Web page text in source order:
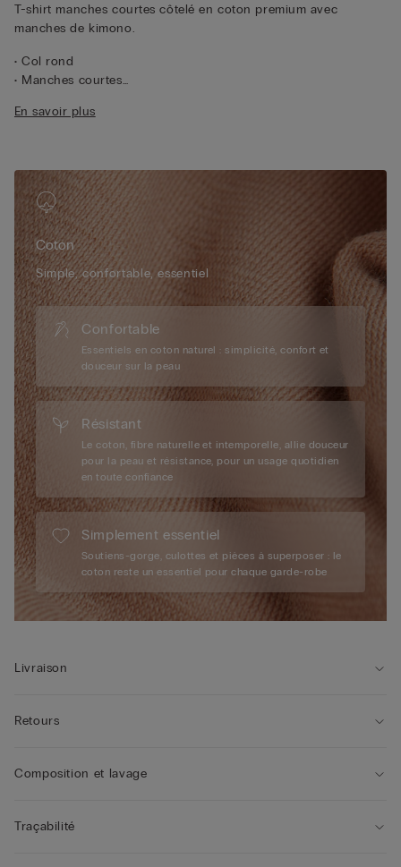
T-shirt manches courtes côtelé en coton premium avec
manches de kimono.
• Col rond
• Manches courtes
• 100 % coton
En savoir plus
Coton
Simple, confortable, essentiel
Confortable
Essentiels en coton naturel : simplicité, confort et
douceur sur la peau
Résistant
Le coton, fibre naturelle et intemporelle, allie douceur
pour la peau et résistance, pour un usage quotidien
en toute confiance
Simplement essentiel
Soutiens-gorge, culottes et pièces à superposer : le
coton reste un essentiel pour chaque garde-robe
Livraison
Retours
Composition et lavage
Traçabilité